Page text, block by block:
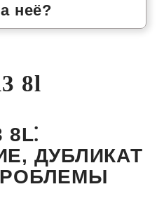
неё?
8l
ДУБЛИКАТ